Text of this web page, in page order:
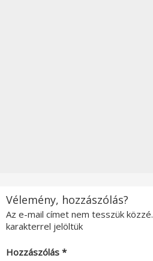
Vélemény, hozzászólás?
Az e-mail címet nem tesszük közzé.
karakterrel jelöltük
Hozzászólás *